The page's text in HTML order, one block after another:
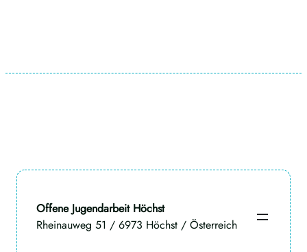
Offene Jugendarbeit Höchst
Rheinauweg 51 / 6973 Höchst / Österreich